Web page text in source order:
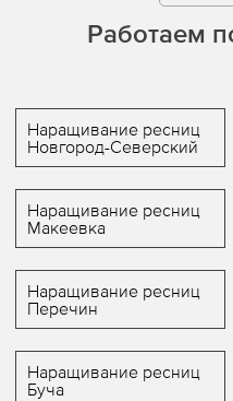
Работаем
Наращивание ресниц
Новгород-Северский
Наращивание ресниц
Макеевка
Наращивание ресниц
Перечин
Наращивание ресниц
Буча